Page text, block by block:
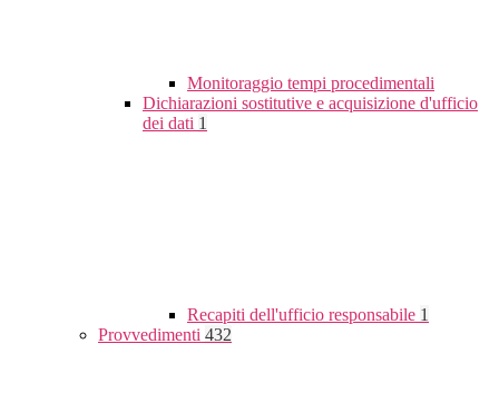
Monitoraggio tempi procedimentali
Dichiarazioni sostitutive e acquisizione d'ufficio
dei dati 1
Recapiti dell'ufficio responsabile 1
Provvedimenti 432